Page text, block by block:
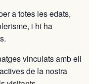
a totes les edats,
i hi ha
vinculats amb ell
de la nostra